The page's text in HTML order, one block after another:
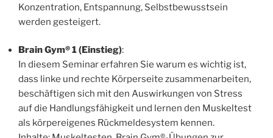
Konzentration, Entspannung, Selbstbewusstsein
werden gesteigert.
Brain Gym® 1 (Einstieg):
In diesem Seminar erfahren Sie warum es wichtig ist,
dass linke und rechte Körperseite zusammenarbeiten,
beschäftigen sich mit den Auswirkungen von Stress
auf die Handlungsfähigkeit und lernen den Muskeltest
als körpereigenes Rückmeldesystem kennen.